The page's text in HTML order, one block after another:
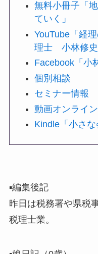
無料小冊子「
ていく」
YouTube「経
理士 小林修史
Facebook「小
個別相談
セミナー情報
動画オンライ
Kindle「小さな
▪️編集後記
昨日は税務署や県税
税理士業。